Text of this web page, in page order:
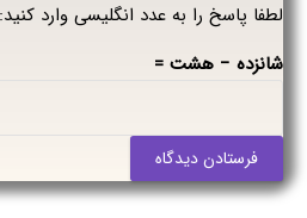
لطفا پاسخ را به عدد انگلیسی وارد کنید:
شانزده − هشت =
فرستادن دیدگاه